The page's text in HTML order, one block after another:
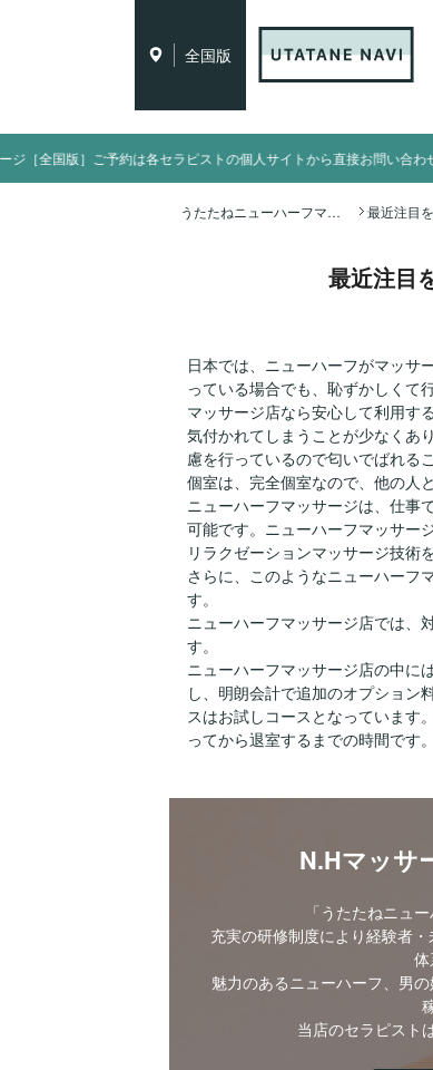
全国版
ピストの個人サイトから直接お問い合わせください。
うたたねニューハーフマッサージ全国ナビ TOP
最近注目
日本では、ニューハーフがマッサ
っている場合でも、恥ずかしくて
マッサージ店なら安心して利用す
気付かれてしまうことが少なくあ
慮を行っているので匂いでばれる
個室は、完全個室なので、他の人
ニューハーフマッサージは、仕事
可能です。ニューハーフマッサー
リラクゼーションマッサージ技術
さらに、このようなニューハーフ
す。
ニューハーフマッサージ店では、
す。
ニューハーフマッサージ店の中に
し、明朗会計で追加のオプション
スはお試しコースとなっています
ってから退室するまでの時間です。
N.Hマッサ
「うたたねニュ
充実の研修制度により経験者
魅力のあるニューハーフ、男
当店のセラピスト